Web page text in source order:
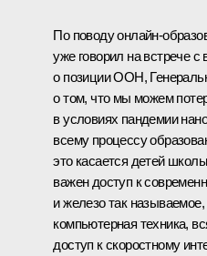
По поводу онлайн-
уже говорил на встрече
о позиции ООН,
о том, что мы можем
в условиях пандемии
всему процессу
это касается детей
важен доступ к
и железо так называемое,
компьютерная техника,
доступ к скоростному